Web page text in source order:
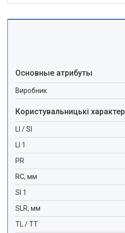
Основные атрибуты
Виробник
Користувальницькі
LI / SI
LI 1
PR
RC, мм
SI 1
SLR, мм
TL / TT